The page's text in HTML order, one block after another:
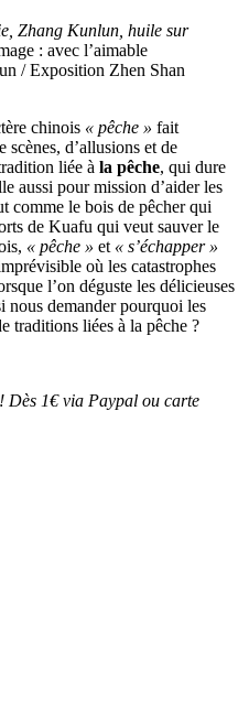
Zhang Kunlun, huile sur
: avec l’aimable
/ Exposition Zhen Shan
chinois « pêche » fait
scènes, d’allusions et de
liée à la pêche, qui dure
aussi pour mission d’aider les
comme le bois de pêcher qui
de Kuafu qui veut sauver le
« pêche » et « s’échapper »
où les catastrophes
l’on déguste les délicieuses
nous demander pourquoi les
traditions liées à la pêche ?
Dès 1€ via Paypal ou carte